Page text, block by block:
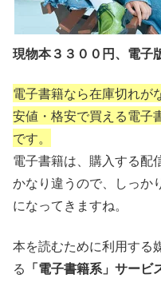
現物本３３００円、電子
電子書籍なら在庫切れが
安値・格安で買える電子
です。
電子書籍は、購入する配
かなり違うので、しっか
になってきますね。
本を読むために利用する
る 「電子書籍系」サービ